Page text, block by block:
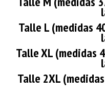
Talle L (medidas
Talle XL (medidas
Talle 2XL